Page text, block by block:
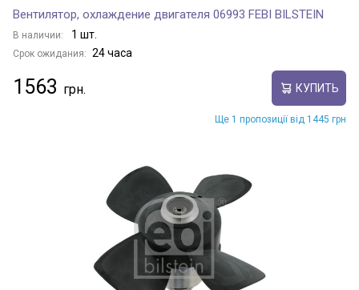
Вентилятор, охлаждение двигателя 06993 FEBI BILSTEIN
В наличии: 1 шт.
Срок ожидания: 24 часа
1563 КУПИТЬ
Ще 1 пропозиції від 1445 грн